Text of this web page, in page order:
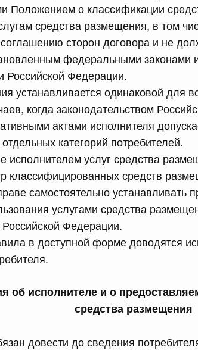
Положением о классификации
средства размещения, в том
сторон договора и не
федеральными
Российской Федерации.
устанавливается одинаковой для
когда законодательством
актами исполнителя
категорий потребителей.
исполнителем услуг средства
классифицированных средств
самостоятельно устанавливать
услугами средства
Российской Федерации.
в доступной форме доводятся
об исполнителе и о
средства размещения
довести до сведения
Российской Федерации от 27 апреля
Федерации от 18.07.2026 г. № 904
Федерации от 18.07.2026 г. № 909
Российской Федерации от 17 февраля
Федерации от 18.07.2026 г. № 908
детективом Федеральной службы войск
(территориального органа), предоставившей
деятельности, о заключении договора на
сыскных услуг
Федерации от 18.07.2026 г. № 910
Российской Федерации